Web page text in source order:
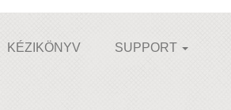
KÉZIKÖNYV SUPPORT